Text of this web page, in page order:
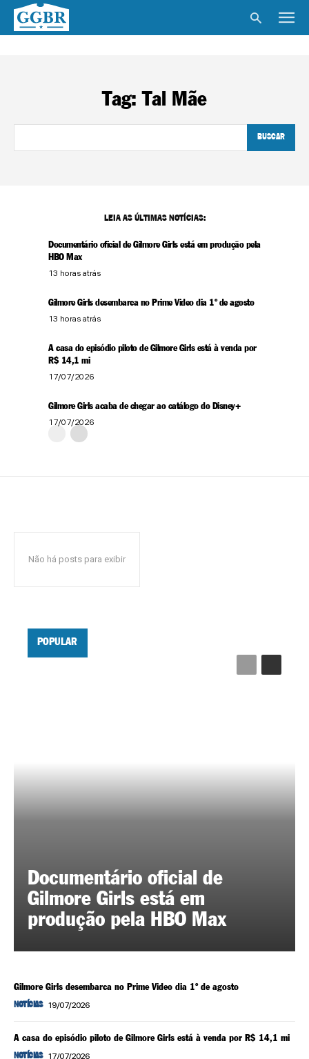
Tag:Tal Mãe
BUSCAR
LEIA AS ÚLTIMAS NOTÍCIAS:
Documentário oficial de Gilmore Girls está em produção pela
HBO Max
13 horas atrás
Gilmore Girls desembarca no Prime Video dia 1º de agosto
13 horas atrás
A casa do episódio piloto de Gilmore Girls está à venda por
R$ 14,1 mi
17/07/2026
Gilmore Girls acaba de chegar ao catálogo do Disney+
17/07/2026
Não há posts para exibir
POPULAR
Documentário oficial de
Gilmore Girls está em
produção pela HBO Max
Gilmore Girls desembarca no Prime Video dia 1º de agosto
NOTÍCIAS 19/07/2026
A casa do episódio piloto de Gilmore Girls está à venda por R$ 14,1 mi
NOTÍCIAS 17/07/2026